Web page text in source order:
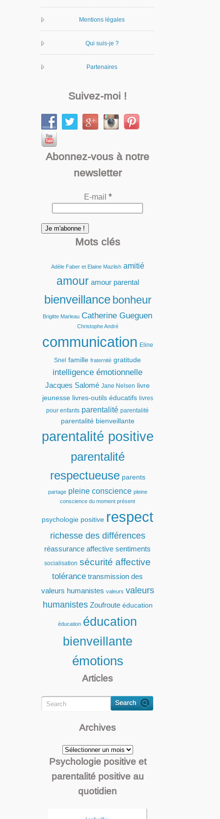
Mentions légales
Qui suis-je ?
Partenaires
Suivez-moi !
Abonnez-vous à notre
newsletter
E-mail *
Mots clés
Adèle Faber et Elaine Mazlish amitié
amour amour parental
bienveillance bonheur
Brigitte Marleau Catherine Gueguen
Christophe André
communication Eline
Snel famille fraternité gratitude
intelligence émotionnelle
Jacques Salomé Jane Nelsen
livre
jeunesse livres-outils éducatifs livres
pour enfants parentalité parentalité
parentalité bienveillante
parentalité positive
parentalité
respectueuse parents
partage pleine conscience pleine
conscience du moment présent
psychologie positive respect
richesse des différences
réassurance affective sentiments
socialisation sécurité affective
tolérance transmission des
valeurs humanistes valeurs valeurs
humanistes Zoufroute éducation
éducation éducation
bienveillante
émotions
Articles
Archives
Archives
Psychologie positive et
parentalité positive au
quotidien